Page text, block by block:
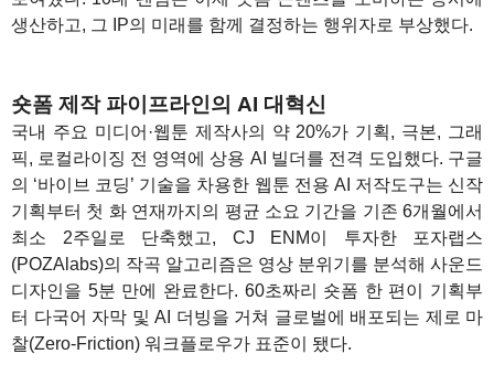
생산하고, 그 IP의 미래를 함께 결정하는 행위자로 부상했다.
숏폼 제작 파이프라인의 AI 대혁신
국내 주요 미디어·웹툰 제작사의 약 20%가 기획, 극본, 그래
픽, 로컬라이징 전 영역에 상용 AI 빌더를 전격 도입했다. 구글
의 ‘바이브 코딩’ 기술을 차용한 웹툰 전용 AI 저작도구는 신작
기획부터 첫 화 연재까지의 평균 소요 기간을 기존 6개월에서
최소 2주일로 단축했고, CJ ENM이 투자한 포자랩스
(POZAlabs)의 작곡 알고리즘은 영상 분위기를 분석해 사운드
디자인을 5분 만에 완료한다. 60초짜리 숏폼 한 편이 기획부
터 다국어 자막 및 AI 더빙을 거쳐 글로벌에 배포되는 제로 마
찰(Zero-Friction) 워크플로우가 표준이 됐다.